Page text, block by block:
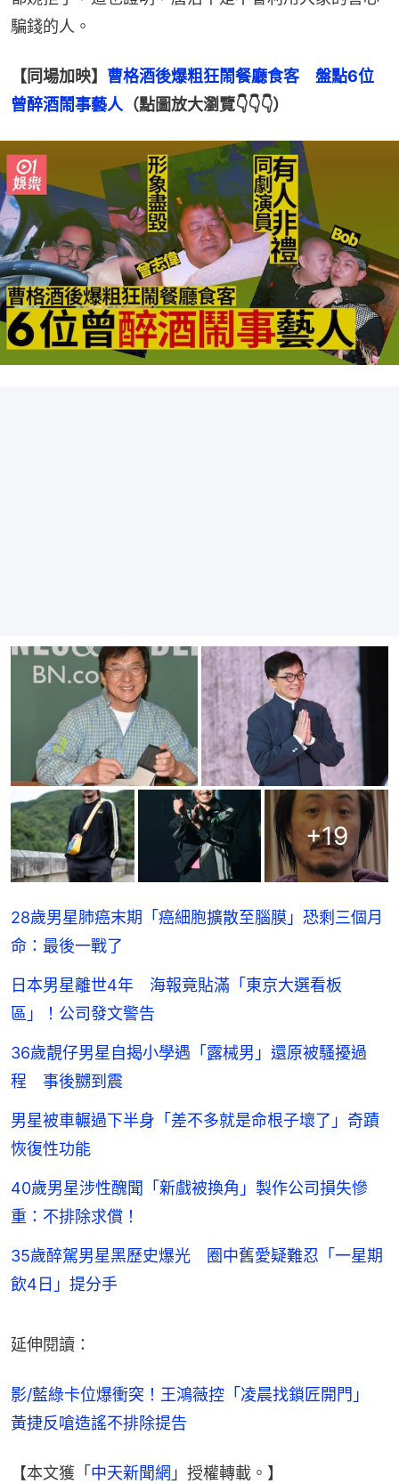
騙錢的人。
【同場加映】 曹格酒後爆粗狂鬧餐廳食客　盤點6位
曾醉酒鬧事藝人 （點圖放大瀏覽👇👇👇）
+19
28歲男星肺癌末期「癌細胞擴散至腦膜」恐剩三個月
命：最後一戰了
日本男星離世4年 海報竟貼滿「東京大選看板
區」！公司發文警告
36歲靚仔男星自揭小學遇「露械男」還原被騷擾過
程 事後嬲到震
男星被車輾過下半身「差不多就是命根子壞了」奇蹟
恢復性功能
40歲男星涉性醜聞「新戲被換角」製作公司損失慘
重：不排除求償！
35歲醉駕男星黑歷史爆光 圈中舊愛疑難忍「一星期
飲4日」提分手
延伸閱讀：
影/藍綠卡位爆衝突！王鴻薇控「凌晨找鎖匠開門」
黃捷反嗆造謠不排除提告
【本文獲「 中天新聞網 」授權轉載。】